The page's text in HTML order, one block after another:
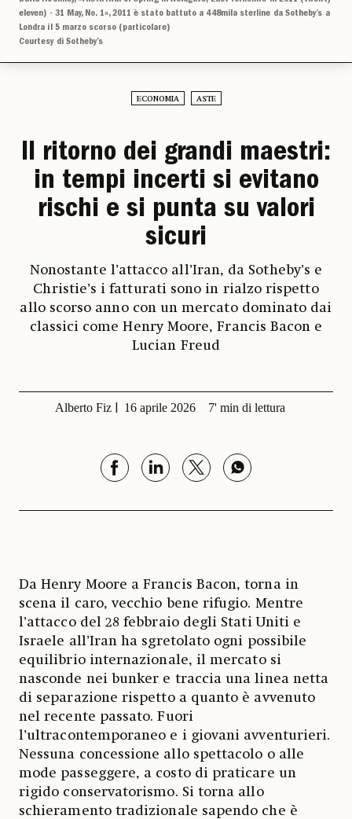
eleven) - 31 May, No. 1», 2011 è stato battuto a 448mila sterline da Sotheby’s a
Londra il 5 marzo scorso (particolare)
Courtesy di Sotheby’s
ECONOMIA ASTE
Il ritorno dei grandi maestri:
in tempi incerti si evitano
rischi e si punta su valori
sicuri
Nonostante l’attacco all’Iran, da Sotheby’s e
Christie’s i fatturati sono in rialzo rispetto
allo scorso anno con un mercato dominato dai
classici come Henry Moore, Francis Bacon e
Lucian Freud
Alberto Fiz 16 aprile 2026 7' min di lettura
Da Henry Moore a Francis Bacon, torna in
scena il caro, vecchio bene rifugio. Mentre
l’attacco del 28 febbraio degli Stati Uniti e
Israele all’Iran ha sgretolato ogni possibile
equilibrio internazionale, il mercato si
nasconde nei bunker e traccia una linea netta
di separazione rispetto a quanto è avvenuto
nel recente passato. Fuori
l’ultracontemporaneo e i giovani avventurieri.
Nessuna concessione allo spettacolo o alle
mode passeggere, a costo di praticare un
rigido conservatorismo. Si torna allo
schieramento tradizionale sapendo che è